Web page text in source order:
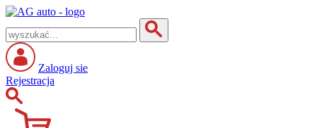
Zaloguj sie
Rejestracja